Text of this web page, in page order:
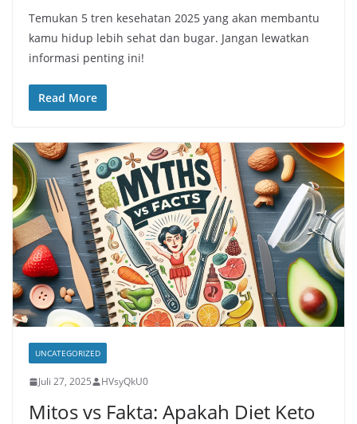
Temukan 5 tren kesehatan 2025 yang akan membantu
kamu hidup lebih sehat dan bugar. Jangan lewatkan
informasi penting ini!
Read More
UNCATEGORIZED
Juli 27, 2025 HVsyQkU0
Mitos vs Fakta: Apakah Diet Keto